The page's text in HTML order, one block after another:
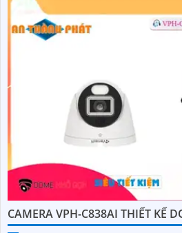
CAMERA VPH-C838AI THIẾT KẾ